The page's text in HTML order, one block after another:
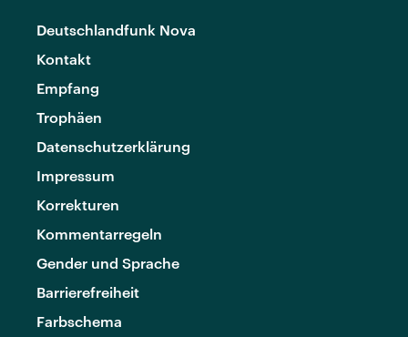
Deutschlandfunk Nova
Kontakt
Empfang
Trophäen
Datenschutzerklärung
Impressum
Korrekturen
Kommentarregeln
Gender und Sprache
Barrierefreiheit
Farbschema